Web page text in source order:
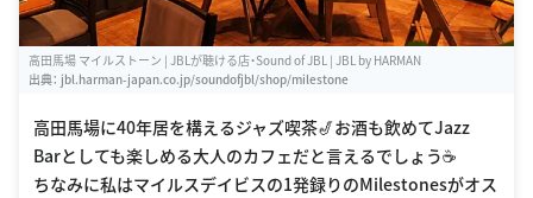
高田馬場 マイルストーン | JBLが聴ける店・Sound of JBL | JBL by HARMAN
出典： jbl.harman-japan.co.jp/soundofjbl/shop/milestone
高田馬場に40年居を構えるジャズ喫茶🎷お酒も飲めてJazz
Barとしても楽しめる大人のカフェだと言えるでしょう☕️
ちなみに私はマイルスデイビスの1発録りのMilestonesがオス